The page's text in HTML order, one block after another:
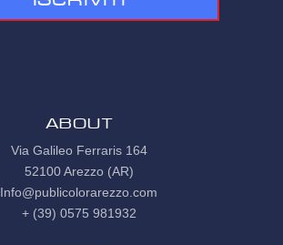
ABOUT
Via Galileo Ferraris 164
52100 Arezzo (AR)
Info@publicolorarezzo.com
+ (39) 0575 981932